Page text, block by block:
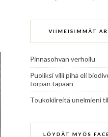
VIIMEISIMMÄT
Pinnasohvan verhoilu
Puoliksi villi piha eli
torpan tapaan
Toukokiireitä unelmieni
LÖYDÄT MYÖS